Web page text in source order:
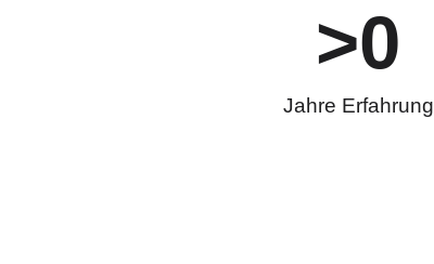
Jahre Erfahrung
>0